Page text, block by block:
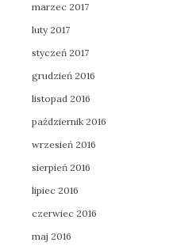
marzec 2017
luty 2017
styczeń 2017
grudzień 2016
listopad 2016
październik 2016
wrzesień 2016
sierpień 2016
lipiec 2016
czerwiec 2016
maj 2016